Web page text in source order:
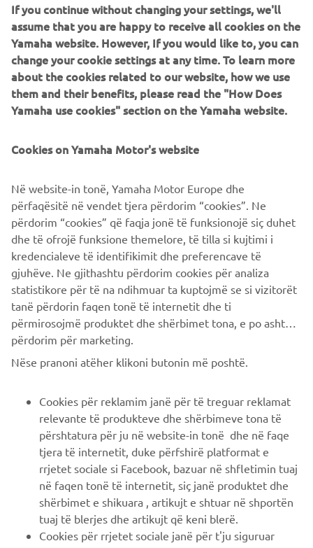
CORPORATE
B2B
PIÙ YAMAHA
NEWSLETTER
Conoscerai in anteprima le ultime offerte, gli eventi speciali, le
nuove uscite e molto altro
ISCRIVITI
Leggi la nostra Informativa sulla privacy per sapere come
trattiamo i tuoi dati personali:
Informativa sulla Privacy
Italy (Italian)
© Copyright - 2026 Yamaha Motor Europe N.V. - All Rights
Reserved
Informativa sulla privacyCookiesNote legali
If you continue without changing your settings, we'll
assume that you are happy to receive all cookies on the
Yamaha website. However, If you would like to, you can
change your cookie settings at any time. To learn more
about the cookies related to our website, how we use
them and their benefits, please read the "How Does
Yamaha use cookies" section on the Yamaha website.
Cookies on Yamaha Motor's website
Në website-in tonë, Yamaha Motor Europe dhe
përfaqësitë në vendet tjera përdorim “cookies”. Ne
përdorim “cookies” që faqja jonë të funksionojë siç duhet
dhe të ofrojë funksione themelore, të tilla si kujtimi i
kredencialeve të identifikimit dhe preferencave të
gjuhëve. Ne gjithashtu përdorim cookies për analiza
statistikore për të na ndihmuar ta kuptojmë se si vizitorët
tanë përdorin faqen tonë të internetit dhe ti
përmirosojmë produktet dhe shërbimet tona, e po ashtu ti
përdorim për marketing.
Nëse pranoni atëher klikoni butonin më poshtë.
Cookies për reklamim janë për të treguar reklamat
relevante të produkteve dhe shërbimeve tona të
përshtatura për ju në website-in tonë dhe në faqe
tjera të internetit, duke përfshirë platformat e
rrjetet sociale si Facebook, bazuar në shfletimin tuaj
në faqen tonë të internetit, siç janë produktet dhe
shërbimet e shikuara , artikujt e shtuar në shportën
tuaj të blerjes dhe artikujt që keni blerë.
Cookies për rrjetet sociale janë për t'ju siguruar